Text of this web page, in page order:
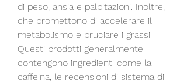
di peso, ansia e palpitazioni. Inoltre,
che promettono di accelerare il
metabolismo e bruciare i grassi.
Questi prodotti generalmente
contengono ingredienti come la
caffeina, le recensioni di sistema di